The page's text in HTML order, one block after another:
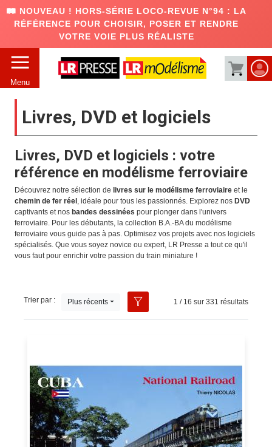
🛤️ NOUVEAU ! HORS-SÉRIE LOCO-REVUE N°94 : LA
RÉFÉRENCE POUR CHOISIR, POSER ET RENDRE
VOTRE VOIE PLUS RÉALISTE
Menu
Livres, DVD et logiciels
Livres, DVD et logiciels : votre
référence en modélisme ferroviaire
Découvrez notre sélection de livres sur le modélisme ferroviaireet le
chemin de fer réel , idéale pour tous les passionnés. Explorez nos DVD
captivants et nosbandes dessinées pour plonger dans l'univers
ferroviaire. Pour les débutants, la collection B.A.-BA du modélisme
ferroviaire vous guide pas à pas. Optimisez vos projets avec nos logiciels
spécialisés. Que vous soyez novice ou expert, LR Presse a tout ce qu'il
vous faut pour enrichir votre passion du train miniature !
1 / 16 sur 331 résultats
Trier par : Plus récents